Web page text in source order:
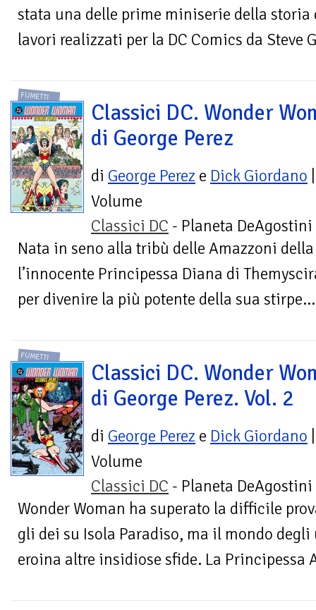
stata una delle prime miniserie della
lavori realizzati per la DC Comics da Steve
FUMETTI
Classici DC. Wonder
di George Perez
di George Perez e Dick Giordano
Volume
Classici DC - Planeta
Nata in seno alla tribù delle Amazzoni
l’innocente Principessa Diana di
per divenire la più potente della sua
FUMETTI
Classici DC. Wonder
di George Perez. Vol. 2
di George Perez e Dick Giordano
Volume
Classici DC - Planeta
Wonder Woman ha superato la difficile
gli dei su Isola Paradiso, ma il mondo
eroina altre insidiose sfide. La Principessa